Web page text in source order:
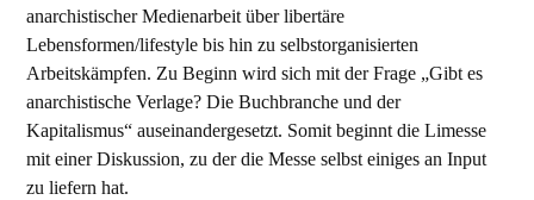
anarchistischer Medienarbeit über libertäre
Lebensformen/lifestyle bis hin zu selbstorganisierten
Arbeitskämpfen. Zu Beginn wird sich mit der Frage „Gibt es
anarchistische Verlage? Die Buchbranche und der
Kapitalismus“ auseinandergesetzt. Somit beginnt die Limesse
mit einer Diskussion, zu der die Messe selbst einiges an Input
zu liefern hat.